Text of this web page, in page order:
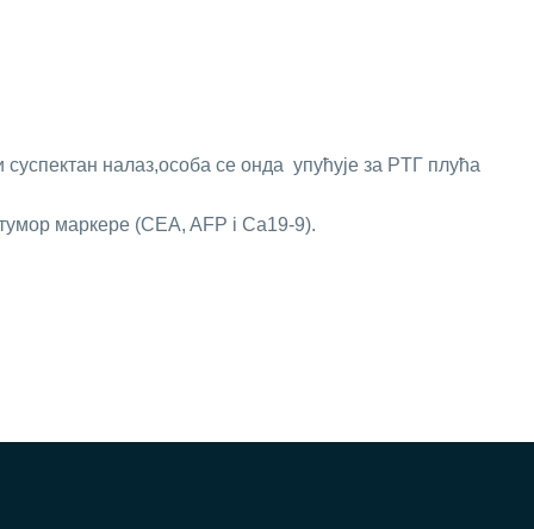
нaлaз,oсoбa сe oндa упућуje зa РTГ плућa
мaркeрe (CEA, AFP i Ca19-9).